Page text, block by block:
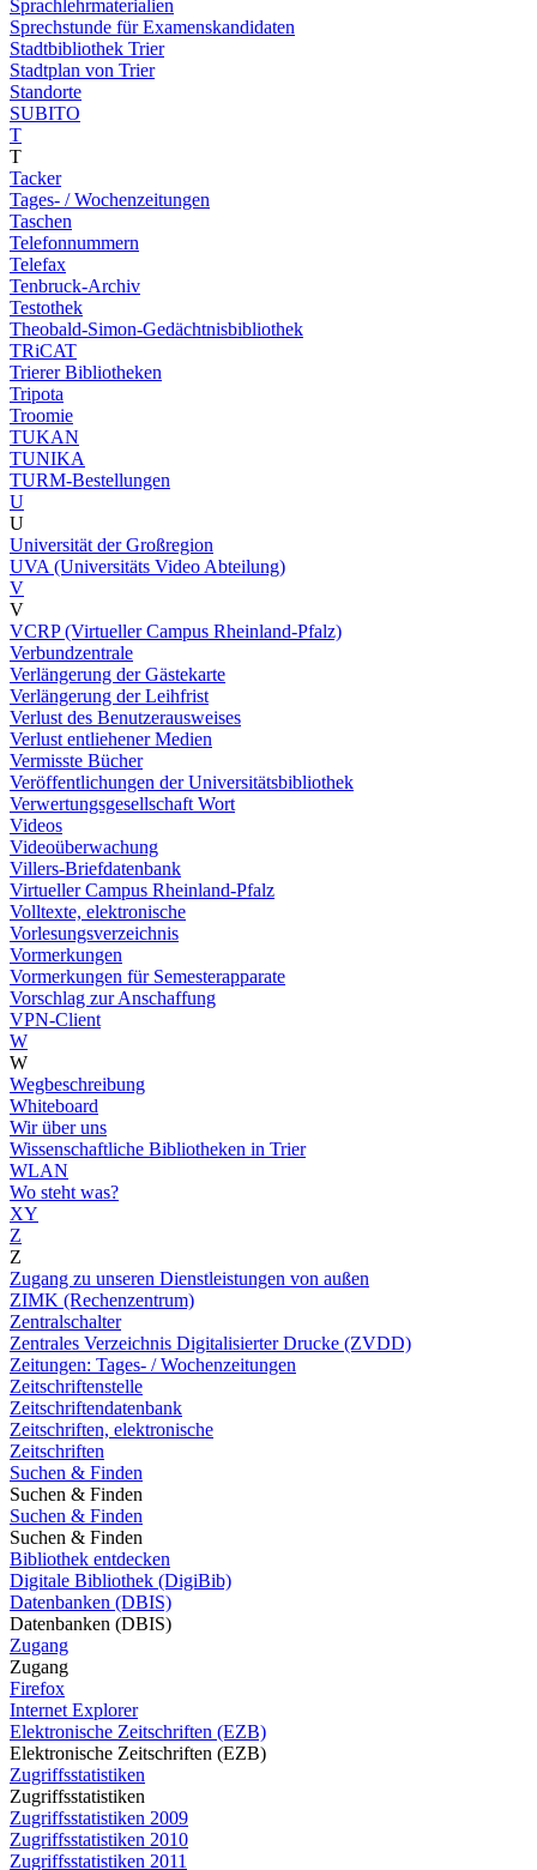
Sprachlehrmaterialien
Sprechstunde für Examenskandidaten
Stadtbibliothek Trier
Stadtplan von Trier
Standorte
SUBITO
T
T
Tacker
Tages- / Wochenzeitungen
Taschen
Telefonnummern
Telefax
Tenbruck-Archiv
Testothek
Theobald-Simon-Gedächtnisbibliothek
TRiCAT
Trierer Bibliotheken
Tripota
Troomie
TUKAN
TUNIKA
TURM-Bestellungen
U
U
Universität der Großregion
UVA (Universitäts Video Abteilung)
V
V
VCRP (Virtueller Campus Rheinland-Pfalz)
Verbundzentrale
Verlängerung der Gästekarte
Verlängerung der Leihfrist
Verlust des Benutzerausweises
Verlust entliehener Medien
Vermisste Bücher
Veröffentlichungen der Universitätsbibliothek
Verwertungsgesellschaft Wort
Videos
Videoüberwachung
Villers-Briefdatenbank
Virtueller Campus Rheinland-Pfalz
Volltexte, elektronische
Vorlesungsverzeichnis
Vormerkungen
Vormerkungen für Semesterapparate
Vorschlag zur Anschaffung
VPN-Client
W
W
Wegbeschreibung
Whiteboard
Wir über uns
Wissenschaftliche Bibliotheken in Trier
WLAN
Wo steht was?
XY
Z
Z
Zugang zu unseren Dienstleistungen von außen
ZIMK (Rechenzentrum)
Zentralschalter
Zentrales Verzeichnis Digitalisierter Drucke (ZVDD)
Zeitungen: Tages- / Wochenzeitungen
Zeitschriftenstelle
Zeitschriftendatenbank
Zeitschriften, elektronische
Zeitschriften
Suchen & Finden
Suchen & Finden
Suchen & Finden
Suchen & Finden
Bibliothek entdecken
Digitale Bibliothek (DigiBib)
Datenbanken (DBIS)
Datenbanken (DBIS)
Zugang
Zugang
Firefox
Internet Explorer
Elektronische Zeitschriften (EZB)
Elektronische Zeitschriften (EZB)
Zugriffsstatistiken
Zugriffsstatistiken
Zugriffsstatistiken 2009
Zugriffsstatistiken 2010
Zugriffsstatistiken 2011